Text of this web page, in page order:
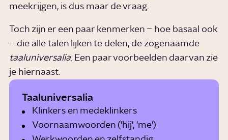
meekrijgen, is dus maar de vraag.
Toch zijn er een paar kenmerken – hoe basaal ook
– die alle talen lijken te delen, de zogenaamde
taaluniversalia. Een paar voorbeelden daarvan zie
je hiernaast.
Taaluniversalia
Klinkers en medeklinkers
Voornaamwoorden ('hij', 'me')